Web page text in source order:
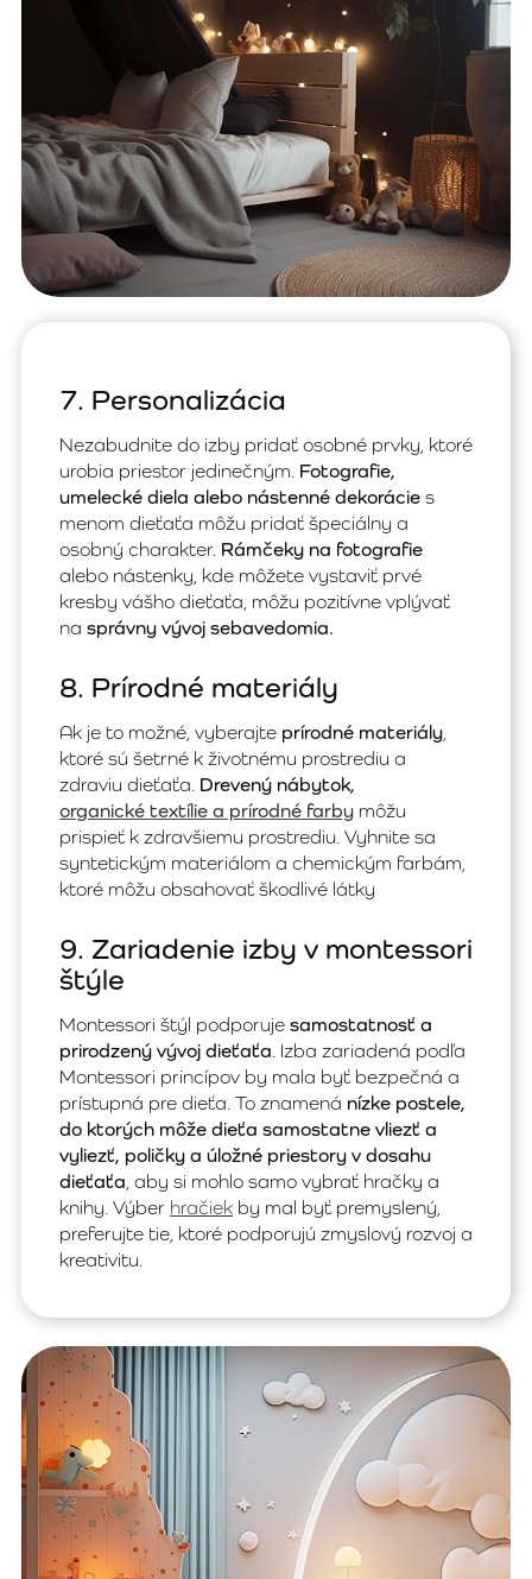
7. Personalizácia
Nezabudnite do izby pridať osobné prvky, ktoré
urobia priestor jedinečným. Fotografie,
umelecké diela alebo nástenné dekorácie s
menom dieťaťa môžu pridať špeciálny a
osobný charakter. Rámčeky na fotografie
alebo nástenky, kde môžete vystaviť prvé
kresby vášho dieťaťa, môžu pozitívne vplývať
na správny vývoj sebavedomia.
8. Prírodné materiály
Ak je to možné, vyberajte prírodné materiály,
ktoré sú šetrné k životnému prostrediu a
zdraviu dieťaťa. Drevený nábytok,
organické textílie a prírodné farby môžu
prispieť k zdravšiemu prostrediu. Vyhnite sa
syntetickým materiálom a chemickým farbám,
ktoré môžu obsahovať škodlivé látky
9. Zariadenie izby v montessori
štýle
Montessori štýl podporuje samostatnosť a
prirodzený vývoj dieťaťa. Izba zariadená podľa
Montessori princípov by mala byť bezpečná a
prístupná pre dieťa. To znamená nízke postele,
do ktorých môže dieťa samostatne vliezť a
vyliezť, poličky a úložné priestory v dosahu
dieťaťa, aby si mohlo samo vybrať hračky a
knihy. Výber hračiek by mal byť premyslený,
preferujte tie, ktoré podporujú zmyslový rozvoj a
kreativitu.